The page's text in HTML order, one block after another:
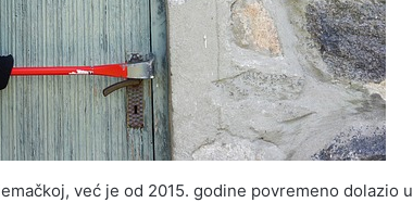
već je od 2015. godine povremeno dolazio u